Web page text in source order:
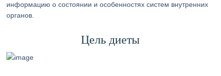
информацию о состоянии и особенностях систем внутренних
органов.
Цель диеты